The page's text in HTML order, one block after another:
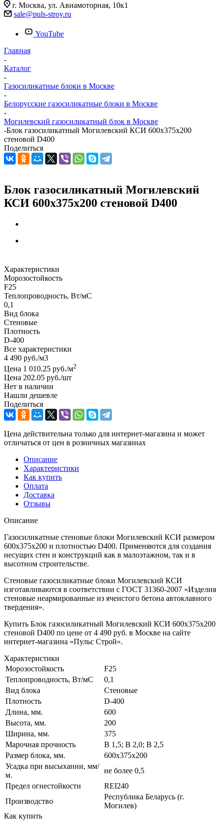
г. Москва, ул. Авиамоторная, 10к1
sale@puls-stroy.ru
YouTube
Главная
-
Каталог
-
Газосиликатные блоки в Москве
-
Белорусские газосиликатные блоки в Москве
-
Могилевский газосиликатный блок в Москве
-Блок газосиликатный Могилевский КСИ 600x375x200
стеновой D400
Поделиться
Блок газосиликатный Могилевский
КСИ 600x375x200 стеновой D400
Характеристики
Морозостойкость
F25
Теплопроводность, Вт/мC
0,1
Вид блока
Стеновые
Плотность
D-400
Все характеристики
4 490 руб./м3
Цена 1 010.25 руб./м2
Цена 202.05 руб./шт
Нет в наличии
Нашли дешевле
Поделиться
Цена действительна только для интернет-магазина и может
отличаться от цен в розничных магазинах
Описание
Характеристики
Как купить
Оплата
Доставка
Отзывы
Описание
Газосиликатные стеновые блоки Могилевский КСИ размером
600x375x200 и плотностью D400. Применяются для создания
несущих стен и конструкций как в малоэтажном, так и в
высотном строительстве.
Стеновые газосиликатные блоки Могилевский КСИ
изготавливаются в соответствии с ГОСТ 31360-2007 «Изделия
стеновые неармированные из ячеистого бетона автоклавного
твердения».
Купить Блок газосиликатный Могилевский КСИ 600x375x200
стеновой D400 по цене от 4 490 руб. в Москве на сайте
интернет-магазина «Пульс Строй».
Характеристики
Морозостойкость
F25
Теплопроводность, Вт/мC
0,1
Вид блока
Стеновые
Плотность
D-400
Длина, мм.
600
Высота, мм.
200
Ширина, мм.
375
Марочная прочность
В 1,5; В 2,0; В 2,5
Размер блока, мм.
600х375х200
Усадка при высыхании, мм/
м.
не более 0,5
Предел огнестойкости
REI240
Производство
Республика Беларусь (г.
Могилев)
Как купить